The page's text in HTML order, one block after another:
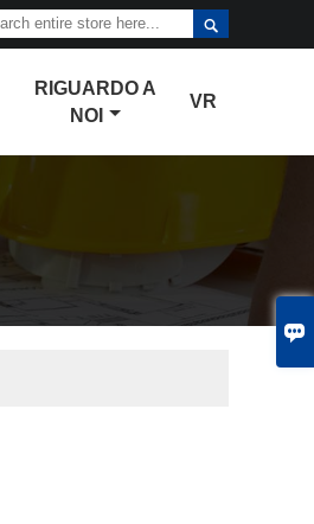


RIGUARDO A
NOI
VR